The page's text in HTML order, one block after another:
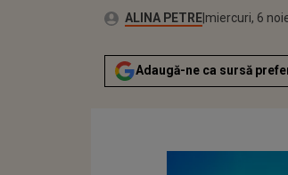
Autor:ALINA PETREPublicat:
luni, 6
Actualizat:
miercuri, 6
Adaugă-ne ca sursă